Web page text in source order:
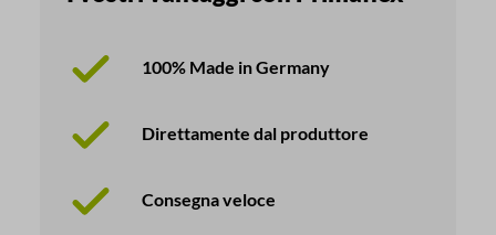
100% Made in Germany
Direttamente dal produttore
Consegna veloce